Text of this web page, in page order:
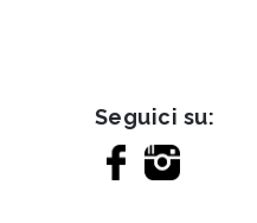
Seguici su: